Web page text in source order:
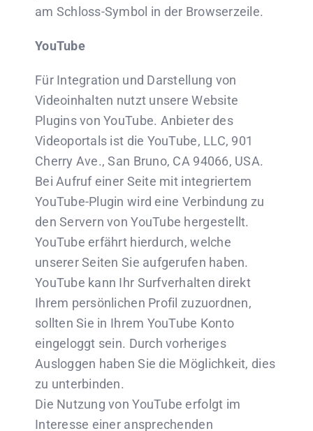
am Schloss-Symbol in der Browserzeile.
YouTube
Für Integration und Darstellung von
Videoinhalten nutzt unsere Website
Plugins von YouTube. Anbieter des
Videoportals ist die YouTube, LLC, 901
Cherry Ave., San Bruno, CA 94066, USA.
Bei Aufruf einer Seite mit integriertem
YouTube-Plugin wird eine Verbindung zu
den Servern von YouTube hergestellt.
YouTube erfährt hierdurch, welche
unserer Seiten Sie aufgerufen haben.
YouTube kann Ihr Surfverhalten direkt
Ihrem persönlichen Profil zuzuordnen,
sollten Sie in Ihrem YouTube Konto
eingeloggt sein. Durch vorheriges
Ausloggen haben Sie die Möglichkeit, dies
zu unterbinden.
Die Nutzung von YouTube erfolgt im
Interesse einer ansprechenden